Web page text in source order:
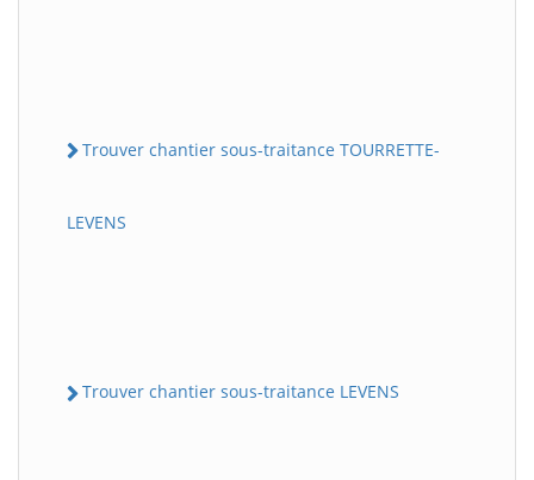
Trouver chantier sous-traitance TOURRETTE-
LEVENS
Trouver chantier sous-traitance LEVENS